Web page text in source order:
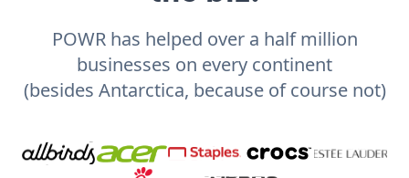
POWR has helped over a half million
businesses on every continent
(besides Antarctica, because of course not)